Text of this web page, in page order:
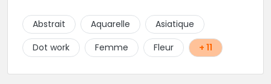
sans failles. Spécialisé dans le tatouage traditionnel,
old school, mais également à l'aise dans la
réalisation de pièces de styles différents : Dotwork,
Japonais, Graphique, mandala .. N'hésitez pas à le
Abstrait Aquarelle
Asiatique
Dot work
Femme Fleur + 11